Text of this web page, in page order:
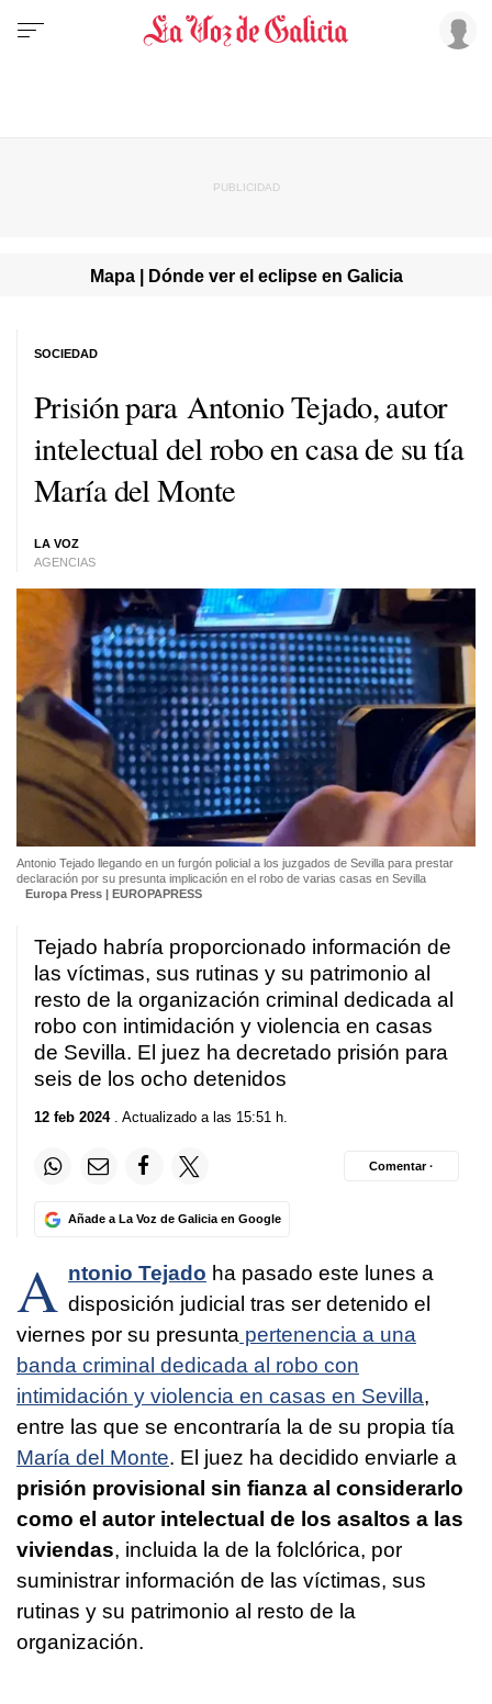
Mapa | Dónde ver el eclipse en Galicia
Prisión para Antonio Tejado, autor
intelectual del robo en casa de su tía
María del Monte
LA VOZ
AGENCIAS
SOCIEDAD
Antonio Tejado llegando en un furgón policial a los juzgados de Sevilla para prestar
declaración por su presunta implicación en el robo de varias casas en Sevilla
Europa Press | EUROPAPRESS
Tejado habría proporcionado información de
las víctimas, sus rutinas y su patrimonio al
resto de la organización criminal dedicada al
robo con intimidación y violencia en casas
de Sevilla. El juez ha decretado prisión para
seis de los ocho detenidos
12 feb 2024. Actualizado a las 15:51 h.
Añade a La Voz de Galicia en Google
Comentar ·
A ntonio Tejado ha pasado este lunes a
disposición judicial tras ser detenido el
viernes por su presunta pertenencia a una
banda criminal dedicada al robo con
intimidación y violencia en casas en Sevilla,
entre las que se encontraría la de su propia tía
María del Monte. El juez ha decidido enviarle a
prisión provisional sin fianza al considerarlo
como el autor intelectual de los asaltos a las
viviendas, incluida la de la folclórica, por
suministrar información de las víctimas, sus
rutinas y su patrimonio al resto de la
organización.